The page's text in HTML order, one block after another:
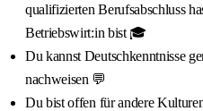
qualifizierten Berufsabschluss
Betriebswirt:in bist 🎓
Du kannst Deutschkenntnisse
nachweisen 💬
Du bist offen für andere